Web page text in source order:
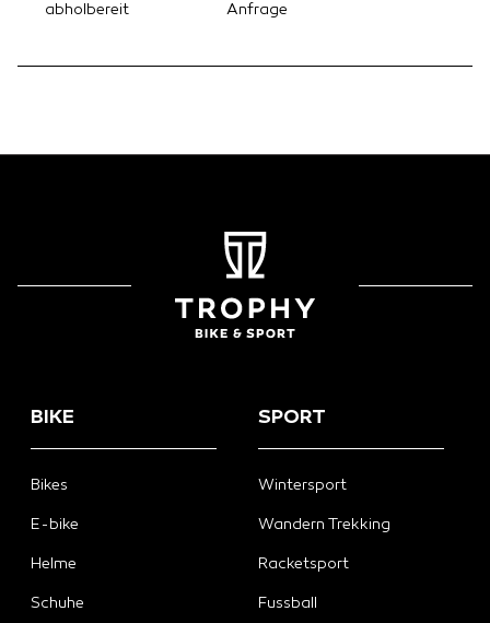
abholbereit
Anfrage
BIKE
Bikes
E-bike
Helme
Schuhe
SPORT
Wintersport
Wandern Trekking
Racketsport
Fussball